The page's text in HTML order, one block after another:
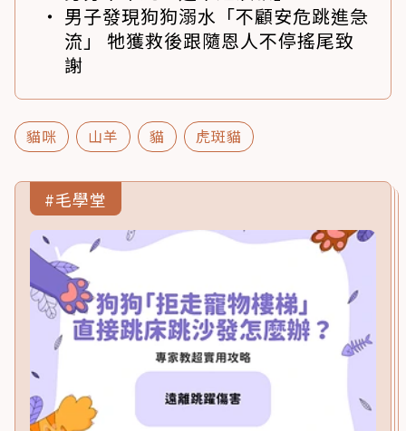
男子發現狗狗溺水「不顧安危跳進急
流」 牠獲救後跟隨恩人不停搖尾致
謝
貓咪 山羊 貓 虎斑貓
#毛學堂